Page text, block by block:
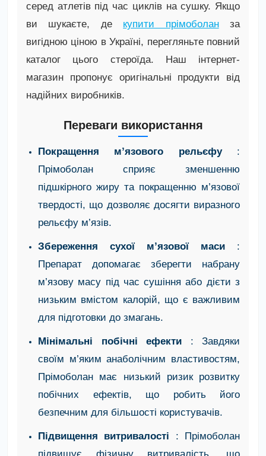
серед атлетів під час циклів на сушку. Якщо
ви шукаєте, де купити прімоболанза
вигідною ціною в Україні, перегляньте повний
каталог цього стероїда. Наш інтернет-
магазин пропонує оригінальні продукти від
надійних виробників.
Переваги використання
Покращення м’язового рельєфу :
Прімоболан сприяє зменшенню
підшкірного жиру та покращенню м’язової
твердості, що дозволяє досягти виразного
рельєфу м’язів.
Збереження сухої м’язової маси :
Препарат допомагає зберегти набрану
м’язову масу під час сушіння або дієти з
низьким вмістом калорій, що є важливим
для підготовки до змагань.
Мінімальні побічні ефекти : Завдяки
своїм м’яким анаболічним властивостям,
Прімоболан має низький ризик розвитку
побічних ефектів, що робить його
безпечним для більшості користувачів.
Підвищення витривалості : Прімоболан